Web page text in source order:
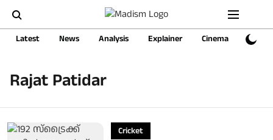
Latest News Analysis Explainer Cinema Sports
Rajat Patidar
Cricket